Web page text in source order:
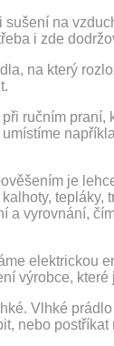
na
i zde
na který
ručním praní,
je
tepláky,
a vyrovnání,
elektrickou
výrobce, které
Vlhké
nebo postříkat